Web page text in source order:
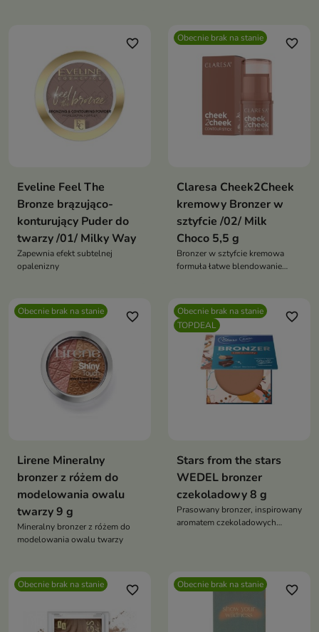
favorite_border
Eveline Feel The
Bronze brązująco-
konturujący Puder do
twarzy /01/ Milky Way
Zapewnia efekt subtelnej
opalenizny
Obecnie brak na stanie favorite_border
Claresa Cheek2Cheek
kremowy Bronzer w
sztyfcie /02/ Milk
Choco 5,5 g
Bronzer w sztyfcie kremowa
formuła łatwe blendowanie
idealny do suchej skóry
Obecnie brak na stanie favorite_border
Lirene Mineralny
bronzer z różem do
modelowania owalu
twarzy 9 g
Mineralny bronzer z różem do
modelowania owalu twarzy
Obecnie brak na stanie
TOPDEAL
favorite_border
Stars from the stars
WEDEL bronzer
czekoladowy 8 g
Prasowany bronzer, inspirowany
aromatem czekoladowych
Obecnie brak na stanie favorite_border Obecnie brak na stanie favorite_border